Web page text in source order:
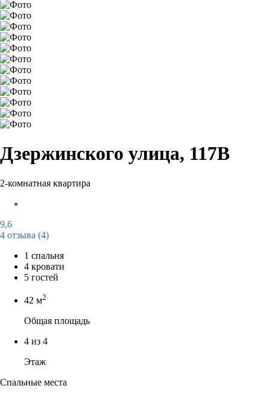
Дзержинского улица, 117В
2-комнатная квартира
9,6
4 отзыва (4)
1 спальня
4 кровати
5 гостей
42 м2
Общая площадь
4 из 4
Этаж
Спальные места